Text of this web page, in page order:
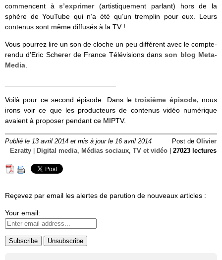
commencent às’exprimer(artistiquement parlant) hors de la
sphère de YouTube qui n’a été qu’un tremplin pour eux. Leurs
contenus sont même diffusés à la TV !
Vous pourrez lire un son de cloche un peu différent avec le compte-
rendu d’Eric Scherer de France Télévisions dansson blog Meta-
Media
Voilà pour ce second épisode. Dans letroisième épisode, nous
irons voir ce que les producteurs de contenus vidéo numérique
avaient à proposer pendant ce MIPTV.
Publié le 13 avril 2014 et mis à jour le 16 avril 2014 Post de Olivier
Ezratty
Digital media, Médias sociaux, TV et vidéo 27023 lectures
Reçevez par email les alertes de parution de nouveaux articles :
Your email: